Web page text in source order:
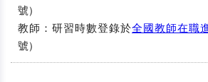
號)
教師：研習時數登錄於全國教師在職
號)